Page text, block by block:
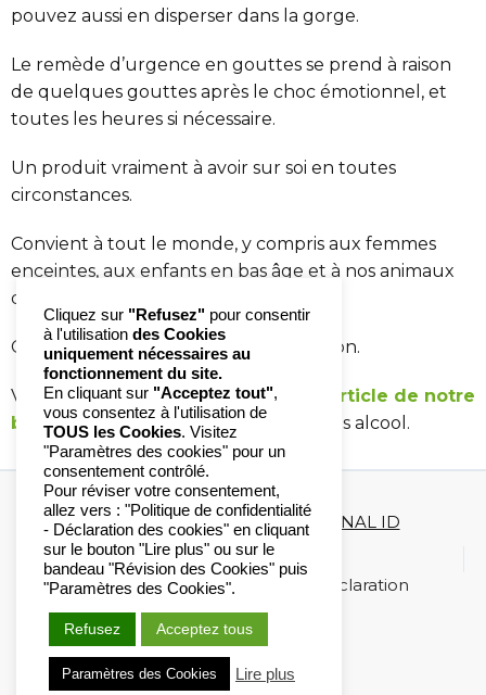
pouvez aussi en disperser dans la gorge.
Le remède d’urgence en gouttes se prend à raison
de quelques gouttes après le choc émotionnel, et
toutes les heures si nécessaire.
Un produit vraiment à avoir sur soi en toutes
circonstances.
Convient à tout le monde, y compris aux femmes
enceintes, aux enfants en bas âge et à nos animaux
de compagnie.
Ce produit n’a aucune contre indication.
Vous pouvez en savoir plus dans cet
article de notre
blog, sur notre gamme d’urgence sans alcool.
Copyright 2020-2023 ©DIAGONAL ID
Mentions légales
Politique de confidentialité / Déclaration
Cookies
Cliquez sur "Refusez" pour consentir
à l'utilisation des Cookies
uniquement nécessaires au
fonctionnement du site.
En cliquant sur "Acceptez tout",
vous consentez à l'utilisation de
TOUS les Cookies. Visitez
"Paramètres des cookies" pour un
consentement contrôlé.
Pour réviser votre consentement,
allez vers : "Politique de confidentialité
- Déclaration des cookies" en cliquant
sur le bouton "Lire plus" ou sur le
bandeau "Révision des Cookies" puis
"Paramètres des Cookies".
Refusez Acceptez tous
Paramètres des Cookies Lire plus